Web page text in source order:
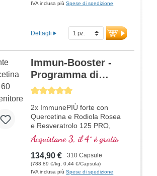
IVA inclusa piùSpese di spedizione
Dettagli
Average rating of 5 out of 5 stars
Immun-Booster -
Programma di
terapia +
2x ImmunePIÙ forte con
Quercetina e Rodiola Rosea
e Resveratrolo 125 PRO,
soprattutto per la situazione
attuale a un prezzo scontato.
La formula contiene selenio,
zinco, vitamine C e D che
contribuiscono al normale
Acquistane 3, il 4° è gratis
134,90 € 310 Capsule
(788,89 €/kg, 0,44 €/Capsula)
IVA inclusa piùSpese di spedizione